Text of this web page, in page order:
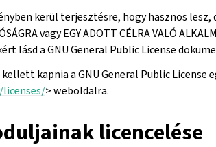
kerül terjesztésre, hogy hasznos lesz,
vagy EGY ADOTT CÉLRA VALÓ
lásd a GNU General Public License
kapnia a GNU General Public License
> weboldalra.
licencelése